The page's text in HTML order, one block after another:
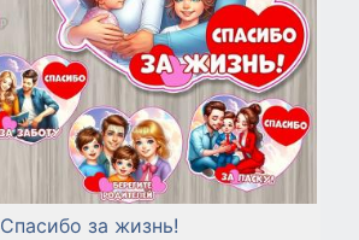
Спасибо за жизнь!